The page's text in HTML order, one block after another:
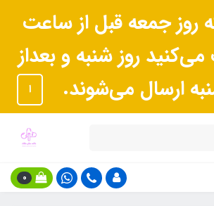
روز جمعه قبل از ساعت
روز شنبه و بعداز
ارسال می‌شوند.
ا
0